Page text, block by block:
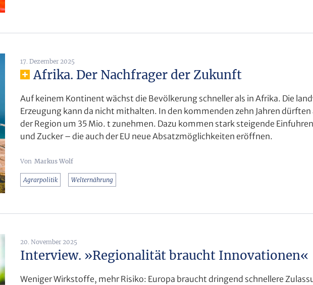
17. Dezember 2025
Afrika. Der Nachfrager der Zukunft
Auf keinem Kontinent wächst die Bevölkerung schneller als in Afrika. Die
Erzeugung kann da nicht mithalten. In den kommenden zehn Jahren dürften
der Region um 35 Mio. t zunehmen. Dazu kommen stark steigende
und Zucker – die auch der EU neue Absatzmöglichkeiten eröffnen.
Markus Wolf
Agrarpolitik Welternährung
20. November 2025
Interview. »Regionalität braucht Innovationen«
Weniger Wirkstoffe, mehr Risiko: Europa braucht dringend schnellere